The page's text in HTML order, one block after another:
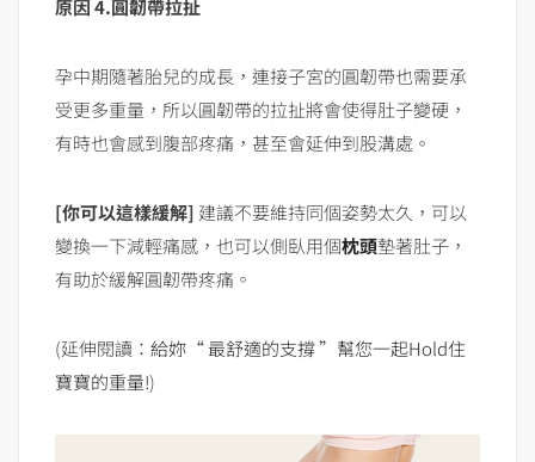
原因 4.圓韌帶拉扯
孕中期隨著胎兒的成長，連接子宮的圓韌帶也需要承
受更多重量，所以圓韌帶的拉扯將會使得肚子變硬，
有時也會感到腹部疼痛，甚至會延伸到股溝處。
[你可以這樣緩解] 建議不要維持同個姿勢太久，可以
變換一下減輕痛感，也可以側臥用個枕頭墊著肚子，
有助於緩解圓韌帶疼痛。
(延伸閱讀： 給妳“ 最舒適的支撐 ”幫您一起Hold住
寶寶的重量!)